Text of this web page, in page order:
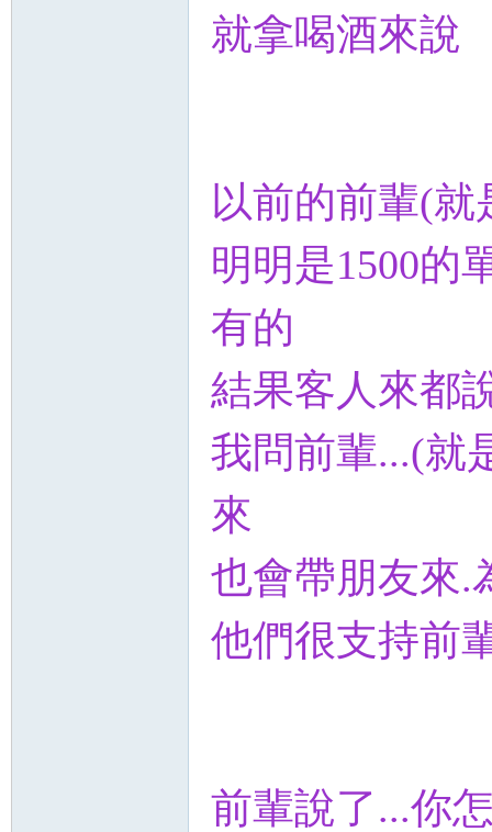
就拿喝酒來說
以前的前輩(
明明是1500的
有的
結果客人來都
我問前輩...(就
來
也會帶朋友來.
他們很支持前
前輩說了...你